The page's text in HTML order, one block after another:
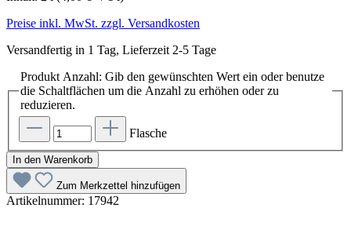
Preise inkl. MwSt. zzgl. Versandkosten
Versandfertig in 1 Tag, Lieferzeit 2-5 Tage
Produkt Anzahl: Gib den gewünschten Wert ein oder benutze
die Schaltflächen um die Anzahl zu erhöhen oder zu
reduzieren.
Flasche
In den Warenkorb
Zum Merkzettel hinzufügen
Artikelnummer: 17942